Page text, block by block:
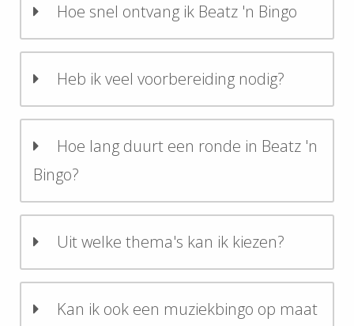
Hoe snel ontvang ik Beatz 'n Bingo
Heb ik veel voorbereiding nodig?
Hoe lang duurt een ronde in Beatz 'n
Bingo?
Uit welke thema's kan ik kiezen?
Kan ik ook een muziekbingo op maat